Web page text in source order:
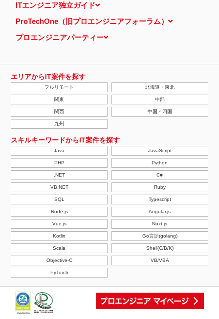
ITエンジニア独立ガイド
ProTechOne（旧プロエンジニアフォーラム）
プロエンジニアパーティー
エリアからIT案件を探す
フルリモート 北海道・東北
関東 中部
関西 中国・四国
九州
スキルキーワードからIT案件を探す
Java JavaScript
PHP Python
.NET C#
VB.NET Ruby
SQL Typescript
Node.js Angular.js
Vue.js Nuxt.js
Kotlin Go言語(golang)
Scala Shell(C/B/K)
Objective-C VB/VBA
PyTorch